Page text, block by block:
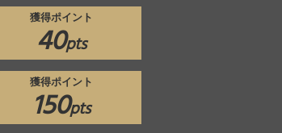
獲得ポイント
40pts
獲得ポイント
150pts